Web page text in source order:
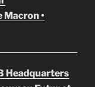
•
Headquarters